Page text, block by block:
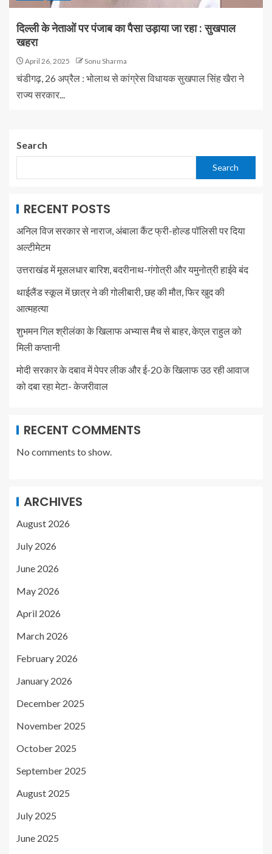
दिल्ली के नेताओं पर पंजाब का पैसा उड़ाया जा रहा : सुखपाल
खहरा
April 26, 2025 Sonu Sharma
चंडीगढ़, 26 अप्रैल : भोलाथ से कांग्रेस विधायक सुखपाल सिंह खैरा ने
राज्य सरकार...
Search
Search
RECENT POSTS
अनिल विज सरकार से नाराज, अंबाला कैंट फ्री-होल्ड पॉलिसी पर दिया
अल्टीमेटम
उत्तराखंड में मूसलधार बारिश, बदरीनाथ-गंगोत्री और यमुनोत्री हाईवे बंद
थाईलैंड स्कूल में छात्र ने की गोलीबारी, छह की मौत, फिर खुद की
आत्महत्या
शुभमन गिल श्रीलंका के खिलाफ अभ्यास मैच से बाहर, केएल राहुल को
मिली कप्तानी
मोदी सरकार के दबाव में पेपर लीक और ई-20 के खिलाफ उठ रही आवाज
को दबा रहा मेटा- केजरीवाल
RECENT COMMENTS
No comments to show.
ARCHIVES
August 2026
July 2026
June 2026
May 2026
April 2026
March 2026
February 2026
January 2026
December 2025
November 2025
October 2025
September 2025
August 2025
July 2025
June 2025